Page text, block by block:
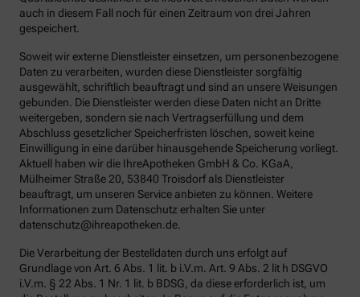
auch in diesem Fall noch für einen Zeitraum von drei Jahren
gespeichert.
Soweit wir externe Dienstleister einsetzen, um personenbezogene
Daten zu verarbeiten, wurden diese Dienstleister sorgfältig
ausgewählt, schriftlich beauftragt und sind an unsere Weisungen
gebunden. Die Dienstleister werden diese Daten nicht an Dritte
weitergeben, sondern sie nach Vertragserfüllung und dem
Abschluss gesetzlicher Speicherfristen löschen, soweit keine
Einwilligung in eine darüber hinausgehende Speicherung vorliegt.
Aktuell haben wir die IhreApotheken GmbH & Co. KGaA,
Mülheimer Straße 20, 53840 Troisdorf als Dienstleister
beauftragt, um unseren Service anbieten zu können. Weitere
Informationen zum Datenschutz erhalten Sie unter
datenschutz@ihreapotheken.de.
Die Verarbeitung der Bestelldaten durch uns erfolgt auf
Grundlage von Art. 6 Abs. 1 lit. b i.V.m. Art. 9 Abs. 2 lit h DSGVO
i.V.m. § 22 Abs. 1 Nr. 1 lit. b BDSG, da diese erforderlich ist, um